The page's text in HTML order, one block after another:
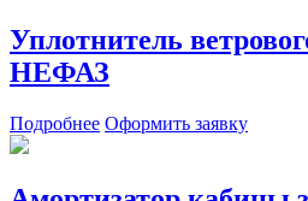
Уплотнитель
НЕФАЗ
Подробнее Оформить заявку